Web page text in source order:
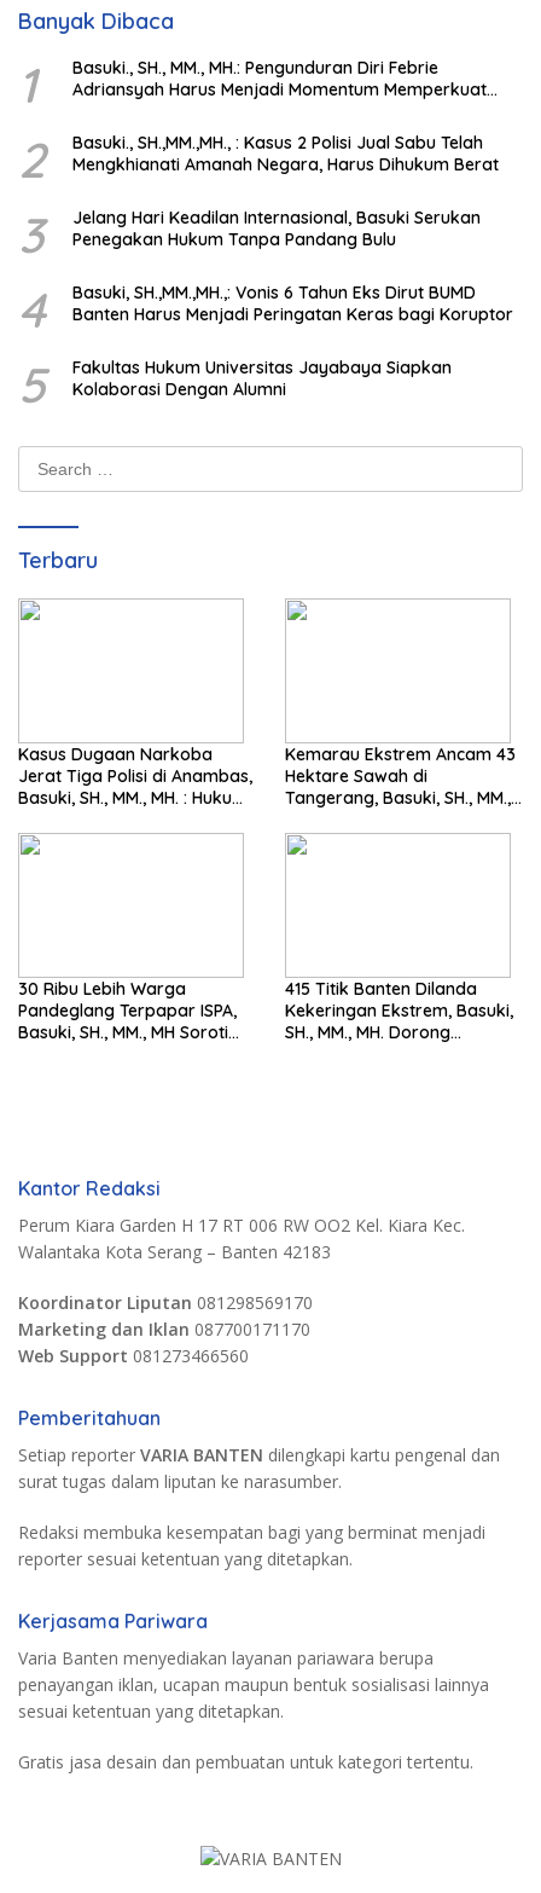
Banyak Dibaca
1
Basuki., SH., MM., MH.: Pengunduran Diri Febrie
Adriansyah Harus Menjadi Momentum Memperkuat
2
Basuki., SH.,MM.,MH., : Kasus 2 Polisi Jual Sabu Telah
Mengkhianati Amanah Negara, Harus Dihukum Berat
3
Jelang Hari Keadilan Internasional, Basuki Serukan
Penegakan Hukum Tanpa Pandang Bulu
4
Basuki, SH.,MM.,MH.,: Vonis 6 Tahun Eks Dirut BUMD
Banten Harus Menjadi Peringatan Keras bagi Koruptor
5
Fakultas Hukum Universitas Jayabaya Siapkan
Kolaborasi Dengan Alumni
Search
for:
Terbaru
Kasus Dugaan Narkoba
Jerat Tiga Polisi di Anambas,
Basuki, SH., MM., MH. : Hukum
Kemarau Ekstrem Ancam 43
Hektare Sawah di
Tangerang, Basuki, SH., MM.,
Pemerintah
30 Ribu Lebih Warga
Pandeglang Terpapar ISPA,
Basuki, SH., MM., MH Soroti
415 Titik Banten Dilanda
Kekeringan Ekstrem, Basuki,
SH., MM., MH. Dorong
Kantor Redaksi
Perum Kiara Garden H 17 RT 006 RW OO2 Kel. Kiara Kec.
Walantaka Kota Serang – Banten 42183
Koordinator Liputan 081298569170
Marketing dan Iklan 087700171170
Web Support 081273466560
Pemberitahuan
Setiap reporter VARIA BANTEN dilengkapi kartu pengenal dan
surat tugas dalam liputan ke narasumber.
Redaksi membuka kesempatan bagi yang berminat menjadi
reporter sesuai ketentuan yang ditetapkan.
Kerjasama Pariwara
Varia Banten menyediakan layanan pariawara berupa
penayangan iklan, ucapan maupun bentuk sosialisasi lainnya
sesuai ketentuan yang ditetapkan.
Gratis jasa desain dan pembuatan untuk kategori tertentu.